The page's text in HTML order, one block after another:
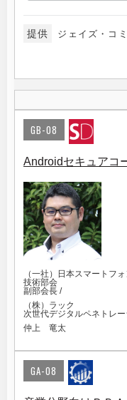
提供 ジェイズ・コ
GB-08
Androidセキュアコ
（一社）日本スマートフ
技術部会
副部会長 /
（株）ラック
次世代デジタルペネトレ
仲上 竜太
GA-08